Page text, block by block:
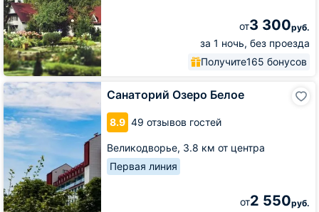
от3 300руб.
за 1 ночь, без проезда
Получите165 бонусов
Санаторий Озеро Белое
8.9 49 отзывов гостей
Великодворье, 3.8 км от центра
Первая линия
от2 550руб.
Санаторий
Озеро
Белое